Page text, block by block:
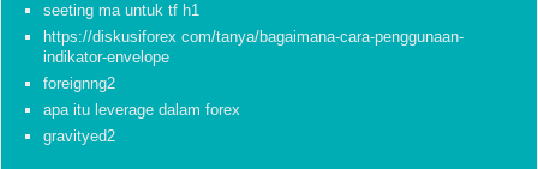
seeting ma untuk tf h1
https://diskusiforex com/tanya/bagaimana-cara-penggunaan-
indikator-envelope
foreignng2
apa itu leverage dalam forex
gravityed2